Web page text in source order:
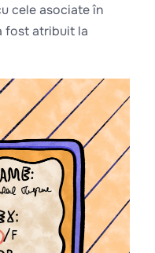
cele asociate în
fost atribuit la